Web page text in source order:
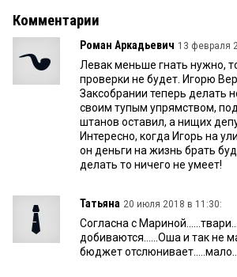
Комментарии
Роман Аркадьевич 13 февраля
Левак меньше гнать нужно,
проверки не будет. Игорю
Заксобрании теперь делать
своим тупым упрямством,
штанов оставил, а нищих
Интересно, когда Игорь на
он деньги на жизнь брать
делать то ничего не умеет!
Татьяна 20 июля 2018 в 11:30:
Согласна с
добиваются......Оша и так не
бюджет отслюнивает.....мало....